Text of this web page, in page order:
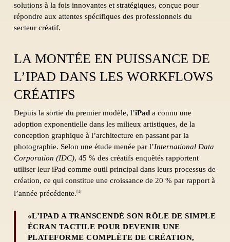
solutions à la fois innovantes et stratégiques, conçue pour
répondre aux attentes spécifiques des professionnels du
secteur créatif.
LA MONTÉE EN PUISSANCE DE
L’IPAD DANS LES WORKFLOWS
CRÉATIFS
Depuis la sortie du premier modèle, l’iPada connu une
adoption exponentielle dans les milieux artistiques, de la
conception graphique à l’architecture en passant par la
photographie. Selon une étude menée par l’International Data
Corporation (IDC), 45 % des créatifs enquêtés rapportent
utiliser leur iPad comme outil principal dans leurs processus de
création, ce qui constitue une croissance de 20 % par rapport à
l’année précédente. [1]
«L’IPAD A TRANSCENDÉ SON RÔLE DE SIMPLE
ÉCRAN TACTILE POUR DEVENIR UNE
PLATEFORME COMPLÈTE DE CRÉATION,